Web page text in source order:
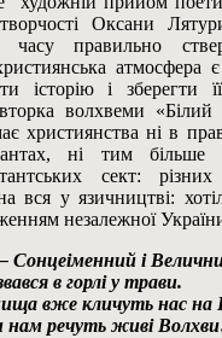
Оксани
часу правильно
атмосфера
історію і зберегти
волхвеми «Білий
християнства ні в
ні тим більше
сект:
вся у язичництві:
незалежної
Сонцеіменний і
в горлі у трави.
вже кличуть нас на
нам речуть живі